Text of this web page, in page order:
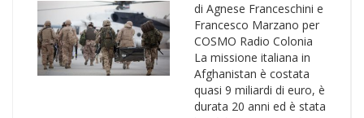
di Agnese Franceschini e
Francesco Marzano per
COSMO Radio Colonia
La missione italiana in
Afghanistan è costata
quasi 9 miliardi di euro, è
durata 20 anni ed è stata